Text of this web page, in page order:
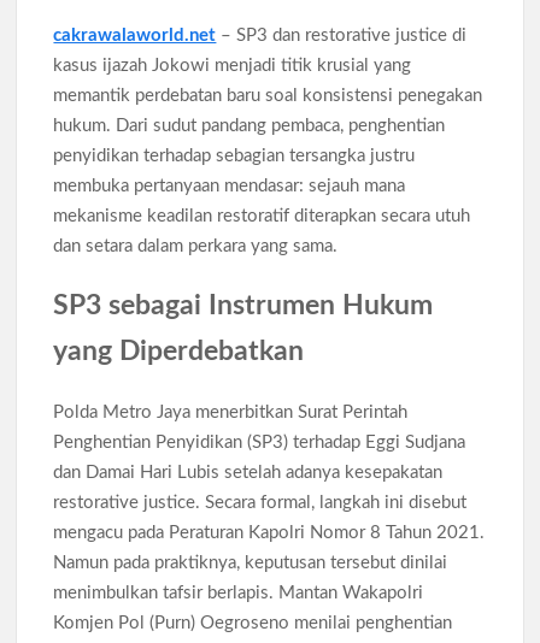
Koperasi Desa Merah Putih Capai 83.382 Badan Hukum,
Pemerintah Percepat 35.857 Titik Operasional
Siswa SMA SMK Jabar Wajib Pilah Sampah Jadi Praktikum
IPA 2026
TPPU Emas 74 Kg Febrie Adriansyah, Kejagung Periksa 3
Harga Tiket Kanye West Jakarta 2026 Mulai Rp1,875 Juta, Ini
Detail Kategori
Australia Dukung Transformasi Layanan Kesehatan Primer
Indonesia Lewat Riset
cakrawalaworld.net – SP3 dan restorative justice di
kasus ijazah Jokowi menjadi titik krusial yang
memantik perdebatan baru soal konsistensi penegakan
hukum. Dari sudut pandang pembaca, penghentian
penyidikan terhadap sebagian tersangka justru
membuka pertanyaan mendasar: sejauh mana
mekanisme keadilan restoratif diterapkan secara utuh
dan setara dalam perkara yang sama.
SP3 sebagai Instrumen Hukum
yang Diperdebatkan
Polda Metro Jaya menerbitkan Surat Perintah
Penghentian Penyidikan (SP3) terhadap Eggi Sudjana
dan Damai Hari Lubis setelah adanya kesepakatan
restorative justice. Secara formal, langkah ini disebut
mengacu pada Peraturan Kapolri Nomor 8 Tahun 2021.
Namun pada praktiknya, keputusan tersebut dinilai
menimbulkan tafsir berlapis. Mantan Wakapolri
Komjen Pol (Purn) Oegroseno menilai penghentian